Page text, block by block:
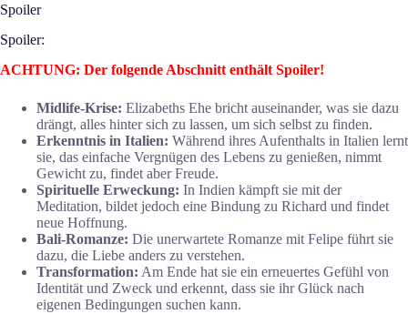
Spoiler
Spoiler:
ACHTUNG: Der folgende Abschnitt enthält Spoiler!
Midlife-Krise: Elizabeths Ehe bricht auseinander, was sie dazu
drängt, alles hinter sich zu lassen, um sich selbst zu finden.
Erkenntnis in Italien: Während ihres Aufenthalts in Italien lernt
sie, das einfache Vergnügen des Lebens zu genießen, nimmt
Gewicht zu, findet aber Freude.
Spirituelle Erweckung: In Indien kämpft sie mit der
Meditation, bildet jedoch eine Bindung zu Richard und findet
neue Hoffnung.
Bali-Romanze: Die unerwartete Romanze mit Felipe führt sie
dazu, die Liebe anders zu verstehen.
Transformation: Am Ende hat sie ein erneuertes Gefühl von
Identität und Zweck und erkennt, dass sie ihr Glück nach
eigenen Bedingungen suchen kann.